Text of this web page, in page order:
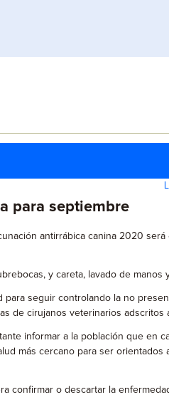
para septiembre
antirrábica canina 2020
y careta, lavado de manos
seguir controlando la no
de cirujanos veterinarios adscritos
informar a la población que
más cercano para ser
confirmar o descartar la